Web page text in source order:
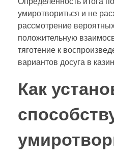
умиротвориться и не
рассмотрение
положительную
тяготение к
вариантов досуга в
Как